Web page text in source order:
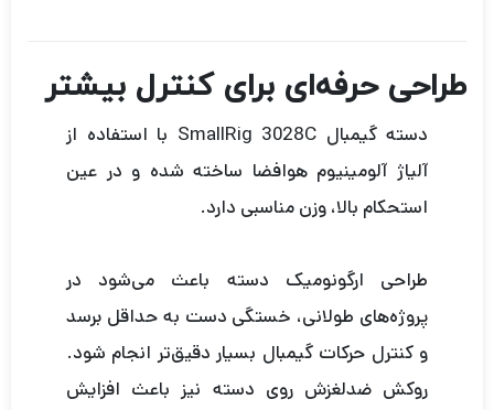
طراحی حرفه‌ای برای کنترل بیشتر
دسته گیمبال SmallRig 3028C با استفاده از
آلیاژ آلومینیوم هوافضا ساخته شده و در عین
استحکام بالا، وزن مناسبی دارد.
طراحی ارگونومیک دسته باعث می‌شود در
پروژه‌های طولانی، خستگی دست به حداقل برسد
و کنترل حرکات گیمبال بسیار دقیق‌تر انجام شود.
روکش ضدلغزش روی دسته نیز باعث افزایش